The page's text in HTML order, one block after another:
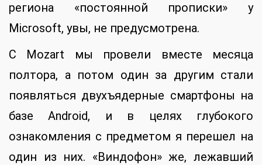
региона «постоянной прописки» у
Microsoft, увы, не предусмотрена.
С Mozart мы провели вместе месяца
полтора, а потом один за другим стали
появляться двухъядерные смартфоны на
базе Android, и в целях глубокого
ознакомления с предметом я перешел на
один из них. «Виндофон» же, лежавший